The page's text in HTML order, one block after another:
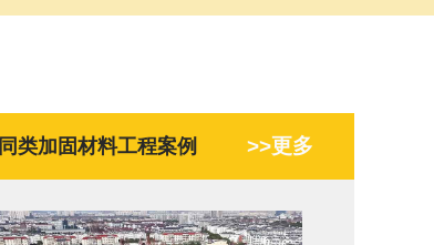
同类加固材料工程案例 >>更多